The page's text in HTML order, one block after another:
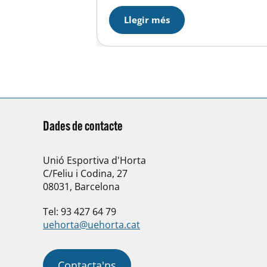
Unió Esportiva d’Horta en aquesta
tradicional activitat celebrada
al club Siuranenc d’Horta.
Llegir més
Dades de contacte
Unió Esportiva d'Horta
C/Feliu i Codina, 27
08031, Barcelona
Tel: 93 427 64 79
uehorta@uehorta.cat